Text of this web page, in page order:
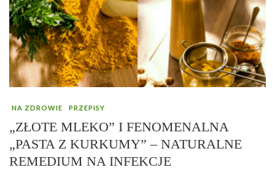
NA ZDROWIE PRZEPISY
„ZŁOTE MLEKO” I FENOMENALNA
„PASTA Z KURKUMY” – NATURALNE
REMEDIUM NA INFEKCJE